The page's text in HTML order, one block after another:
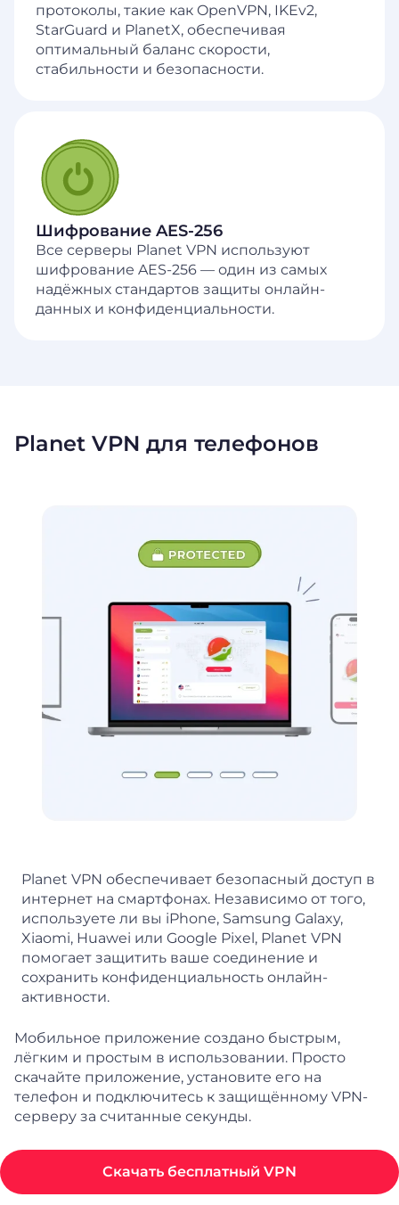
протоколы, такие как OpenVPN, IKEv2,
StarGuard и PlanetX, обеспечивая
оптимальный баланс скорости,
стабильности и безопасности.
Шифрование AES-256
Все серверы Planet VPN используют
шифрование AES-256 — один из самых
надёжных стандартов защиты онлайн-
данных и конфиденциальности.
Planet VPN для телефонов
Planet VPN обеспечивает безопасный доступ в
интернет на смартфонах. Независимо от того,
используете ли вы iPhone, Samsung Galaxy,
Xiaomi, Huawei или Google Pixel, Planet VPN
помогает защитить ваше соединение и
сохранить конфиденциальность онлайн-
активности.
Мобильное приложение создано быстрым,
лёгким и простым в использовании. Просто
скачайте приложение, установите его на
телефон и подключитесь к защищённому VPN-
серверу за считанные секунды.
Скачать бесплатный VPN